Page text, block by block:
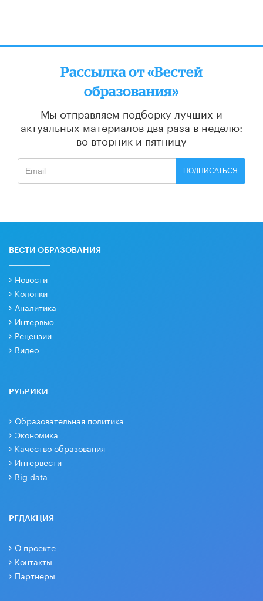
Рассылка от «Вестей
образования»
Мы отправляем подборку лучших и
актуальных материалов два раза в неделю:
во вторник и пятницу
ПОДПИСАТЬСЯ
ВЕСТИ ОБРАЗОВАНИЯ
Новости
Колонки
Аналитика
Интервью
Рецензии
Видео
РУБРИКИ
Образовательная политика
Экономика
Качество образования
Интервести
Big data
РЕДАКЦИЯ
О проекте
Контакты
Партнеры